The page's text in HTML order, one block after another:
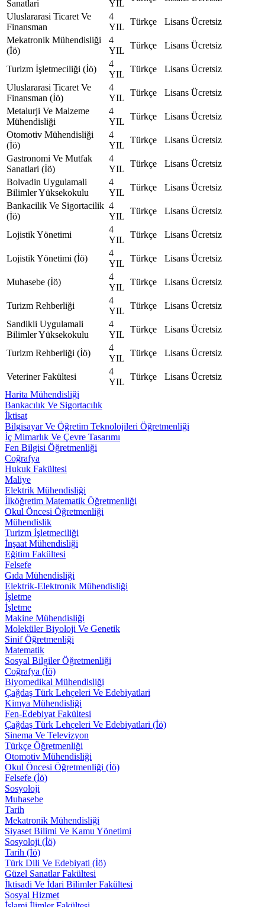
Sanatlari
YIL
Uluslararasi Ticaret Ve
Finansman
4
YIL
Türkçe Lisans Ücretsiz
Mekatronik Mühendisliği
(İö)
4
YIL
Türkçe Lisans Ücretsiz
Turizm İşletmeciliği (İö)
4
YIL
Türkçe Lisans Ücretsiz
Uluslararasi Ticaret Ve
Finansman (İö)
4
YIL
Türkçe Lisans Ücretsiz
Metalurji Ve Malzeme
Mühendisliği
4
YIL
Türkçe Lisans Ücretsiz
Otomotiv Mühendisliği
(İö)
4
YIL
Türkçe Lisans Ücretsiz
Gastronomi Ve Mutfak
Sanatlari (İö)
4
YIL
Türkçe Lisans Ücretsiz
Bolvadin Uygulamali
Bilimler Yüksekokulu
4
YIL
Türkçe Lisans Ücretsiz
Bankacilik Ve Sigortacilik
(İö)
4
YIL
Türkçe Lisans Ücretsiz
Lojistik Yönetimi
4
YIL
Türkçe Lisans Ücretsiz
Lojistik Yönetimi (İö)
4
YIL
Türkçe Lisans Ücretsiz
Muhasebe (İö)
4
YIL
Türkçe Lisans Ücretsiz
Turizm Rehberliği
4
YIL
Türkçe Lisans Ücretsiz
Sandikli Uygulamali
Bilimler Yüksekokulu
4
YIL
Türkçe Lisans Ücretsiz
Turizm Rehberliği (İö)
4
YIL
Türkçe Lisans Ücretsiz
Veteriner Fakültesi
4
YIL
Türkçe Lisans Ücretsiz
Harita Mühendisliği
Bankacılık Ve Sigortacılık
İktisat
Bilgisayar Ve Öğretim Teknolojileri Öğretmenliği
İç Mimarlık Ve Çevre Tasarımı
Fen Bilgisi Öğretmenliği
Coğrafya
Hukuk Fakültesi
Maliye
Elektrik Mühendisliği
İlköğretim Matematik Öğretmenliği
Okul Öncesi Öğretmenliği
Mühendislik
Turizm İşletmeciliği
İnşaat Mühendisliği
Eğitim Fakültesi
Felsefe
Gıda Mühendisliği
Elektrik-Elektronik Mühendisliği
İşletme
İşletme
Makine Mühendisliği
Moleküler Biyoloji Ve Genetik
Sinif Öğretmenliği
Matematik
Sosyal Bilgiler Öğretmenliği
Coğrafya (İö)
Biyomedikal Mühendisliği
Çağdaş Türk Lehçeleri Ve Edebiyatlari
Kimya Mühendisliği
Fen-Edebiyat Fakültesi
Çağdaş Türk Lehçeleri Ve Edebiyatlari (İö)
Sinema Ve Televizyon
Türkçe Öğretmenliği
Otomotiv Mühendisliği
Okul Öncesi Öğretmenliği (İö)
Felsefe (İö)
Sosyoloji
Muhasebe
Tarih
Mekatronik Mühendisliği
Siyaset Bilimi Ve Kamu Yönetimi
Sosyoloji (İö)
Tarih (İö)
Türk Dili Ve Edebiyati (İö)
Güzel Sanatlar Fakültesi
İktisadi Ve İdari Bilimler Fakültesi
Sosyal Hizmet